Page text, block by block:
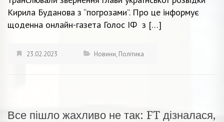
Кирила Буданова з “погрозами”. Про це інформує
щоденна онлайн-газета Голос ІФ з […]
23.02.2023 Новини, Політика
Все пішло жахливо не так: FT дізналася,